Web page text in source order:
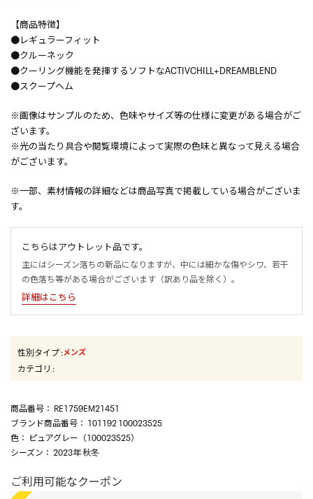
【商品特徴】
●レギュラーフィット
●クルーネック
●クーリング機能を発揮するソフトなACTIVCHILL+DREAMBLEND
●スクープヘム
※画像はサンプルのため、色味やサイズ等の仕様に変更がある場合がご
ざいます。
※光の当たり具合や閲覧環境によって実際の色味と異なって見える場合
がございます。
※一部、素材情報の詳細などは商品写真で掲載している場合がございま
す。
こちらはアウトレット品です。
主にはシーズン落ちの新品になりますが、中には細かな傷やシワ、若干
の色落ち等がある場合がございます（訳あり品を除く）。
詳細はこちら
性別タイプ:メンズ
カテゴリ :
商品番号 ： RE1759EM21451
ブランド商品番号 ： 101192 100023525
色 ： ピュアグレー（100023525）
シーズン ： 2023年 秋冬
ご利用可能なクーポン